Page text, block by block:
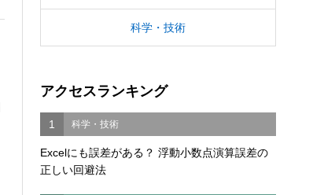
科学・技術
アクセスランキング
1 科学・技術
Excelにも誤差がある？ 浮動小数点演算誤差の
正しい回避法